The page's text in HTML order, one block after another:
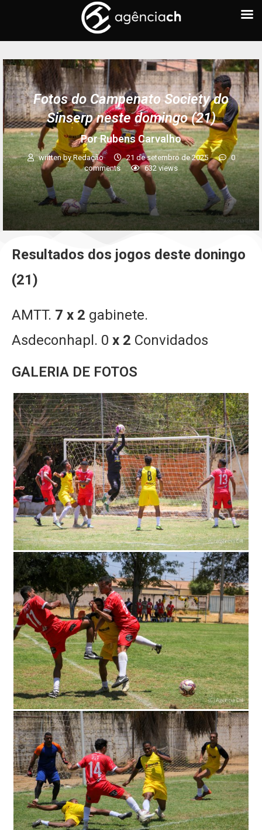
Fotos do Campenato Society do
Sinserp neste domingo (21)
Por Rubens Carvalho
written byRedação 21 de setembro de 2025
0
comments
632 views
Resultados dos jogos deste doningo
(21)
AMTT. 7 x 2 gabinete.
Asdeconhapl. 0 x 2 Convidados
GALERIA DE FOTOS